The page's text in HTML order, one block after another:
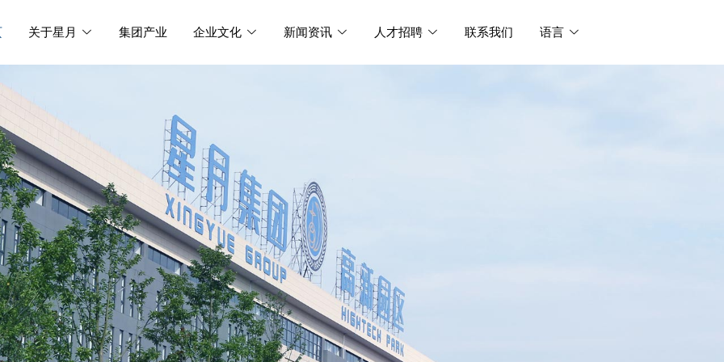
关于星月 集团产业 企业文化 新闻资讯 人才招聘 联系我们 语言